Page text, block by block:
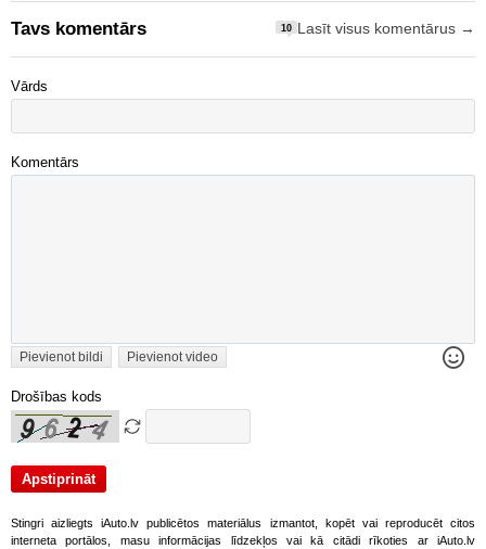
Tavs komentārs 10 Lasīt visus komentārus →
Vārds
Komentārs
Pievienot bildi Pievienot video
Drošības kods
Stingri aizliegts iAuto.lv publicētos materiālus izmantot, kopēt vai reproducēt citos
interneta portālos, masu informācijas līdzekļos vai kā citādi rīkoties ar iAuto.lv